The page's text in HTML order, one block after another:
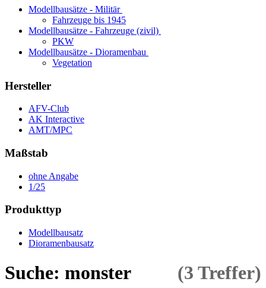
Modellbausätze - Militär
Fahrzeuge bis 1945
Modellbausätze - Fahrzeuge (zivil)
PKW
Modellbausätze - Dioramenbau
Vegetation
Hersteller
AFV-Club
AK Interactive
AMT/MPC
Maßstab
ohne Angabe
1/25
Produkttyp
Modellbausatz
Dioramenbausatz
Suche: monster (3 Treffer)